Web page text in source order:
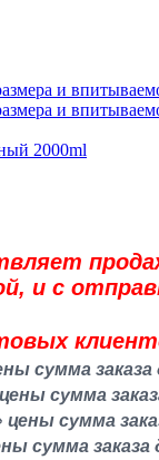
и
и
2000ml
и с
сумма
сумма
цены сумма
сумма